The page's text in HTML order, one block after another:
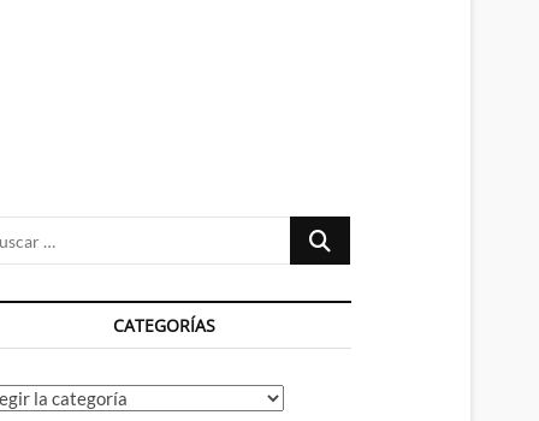
Buscar
CATEGORÍAS